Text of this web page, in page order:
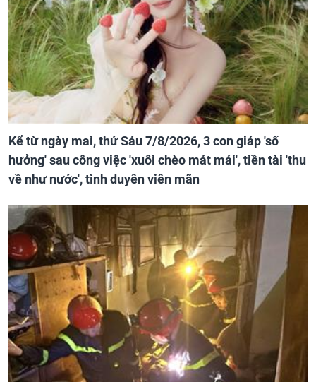
Kể từ ngày mai, thứ Sáu 7/8/2026, 3 con giáp 'số
hưởng' sau công việc 'xuôi chèo mát mái', tiền tài 'thu
về như nước', tình duyên viên mãn